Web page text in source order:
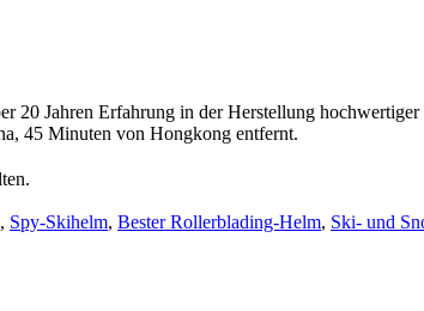
20 Jahren Erfahrung in der Herstellung
45 Minuten von Hongkong entfernt.
, Spy-Skihelm, Bester Rollerblading-Helm, Ski- und